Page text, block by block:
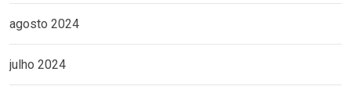
agosto 2024
julho 2024